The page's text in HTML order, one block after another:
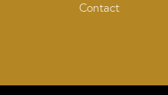
Contact